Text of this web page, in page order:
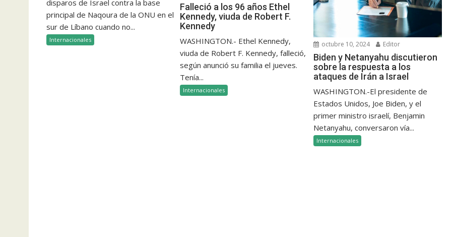
disparos de Israel contra la base
principal de Naqoura de la ONU en el
sur de Líbano cuando no...
Internacionales
Falleció a los 96 años Ethel
Kennedy, viuda de Robert F.
Kennedy
WASHINGTON.- Ethel Kennedy,
viuda de Robert F. Kennedy, falleció,
según anunció su familia el jueves.
Tenía...
Internacionales
octubre 10, 2024 Editor
Biden y Netanyahu discutieron
sobre la respuesta a los
ataques de Irán a Israel
WASHINGTON.-El presidente de
Estados Unidos, Joe Biden, y el
primer ministro israelí, Benjamin
Netanyahu, conversaron vía...
Internacionales